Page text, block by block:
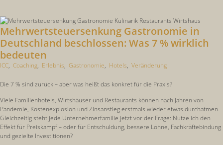
Mehrwertsteuersenkung Gastronomie in
Deutschland beschlossen: Was 7 % wirklich
bedeuten
ICC, Coaching, Erlebnis, Gastronomie, Hotels, Veränderung
Die 7 % sind zurück – aber was heißt das konkret für die Praxis?
Viele Familienhotels, Wirtshäuser und Restaurants können nach Jahren von
Pandemie, Kostenexplosion und Zinsanstieg erstmals wieder etwas durchatmen.
Gleichzeitig steht jede Unternehmerfamilie jetzt vor der Frage: Nutze ich den
Effekt für Preiskampf – oder für Entschuldung, bessere Löhne, Fachkräftebindung
und gezielte Investitionen?